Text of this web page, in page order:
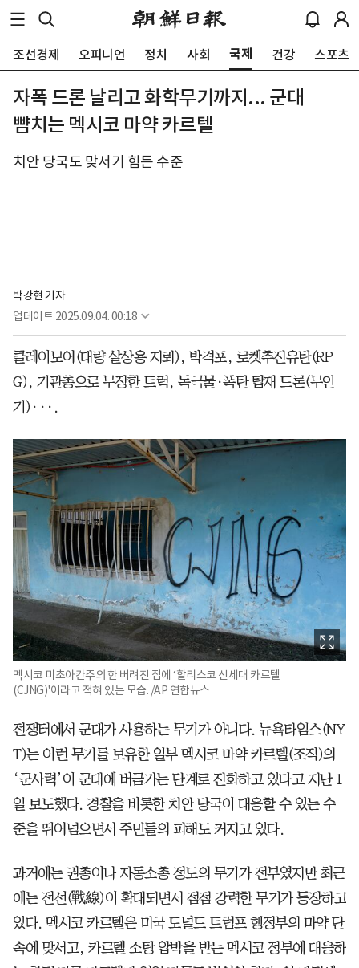
조선경제 오피니언 정치 사회 국제 건강 스포츠
자폭 드론 날리고 화학무기까지... 군대
뺨치는 멕시코 마약 카르텔
치안 당국도 맞서기 힘든 수준
박강현 기자
업데이트 2025.09.04. 00:18
클레이모어(대량 살상용 지뢰), 박격포, 로켓추진유탄(RP
G), 기관총으로 무장한 트럭, 독극물·폭탄 탑재 드론(무인
기)···.
멕시코 미초아칸주의 한 버려진 집에 ‘할리스코 신세대 카르텔
(CJNG)'이라고 적혀 있는 모습. /AP 연합뉴스
전쟁터에서 군대가 사용하는 무기가 아니다. 뉴욕타임스(NY
T)는 이런 무기를 보유한 일부 멕시코 마약 카르텔(조직)의
‘군사력’이 군대에 버금가는 단계로 진화하고 있다고 지난 1
일 보도했다. 경찰을 비롯한 치안 당국이 대응할 수 있는 수
준을 뛰어넘으면서 주민들의 피해도 커지고 있다.
과거에는 권총이나 자동소총 정도의 무기가 전부였지만 최근
에는 전선(戰線)이 확대되면서 점점 강력한 무기가 등장하고
있다. 멕시코 카르텔은 미국 도널드 트럼프 행정부의 마약 단
속에 맞서고, 카르텔 소탕 압박을 받는 멕시코 정부에 대응하